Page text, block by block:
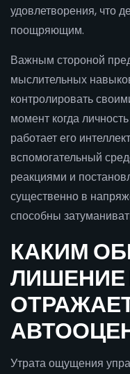
удовлетворения, что
поощряющим.
Важным стороной
мыслительных
контролировать
момент когда
работает его
вспомогательный
реакциями и
существенно в
способны
КАКИМ
ЛИШЕНИЕ
Утрата ощущения